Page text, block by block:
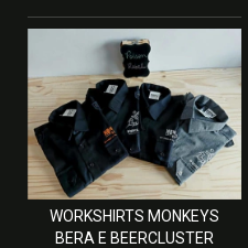
WORKSHIRTS MONKEYS
BERA E BEERCLUSTER